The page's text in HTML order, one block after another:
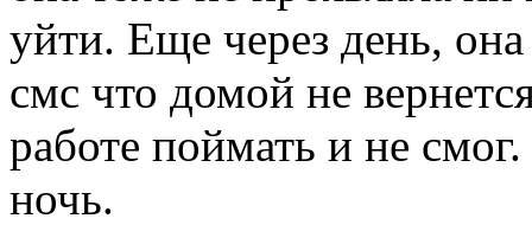
уйти. Еще через день,
смс что домой не
работе поймать и не
ночь.